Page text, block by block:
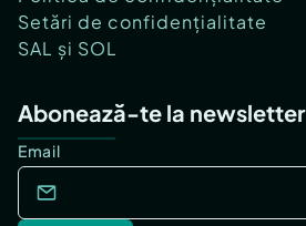
Setări de confidențialitate
SAL și SOL
Abonează-te la newsletter
Email